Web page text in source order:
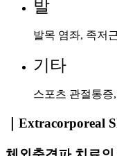
발
발목 염좌, 족저
기타
스포츠 관절통증
｜Extracorporeal